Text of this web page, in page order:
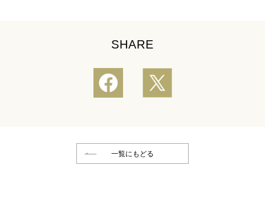
SHARE
一覧にもどる